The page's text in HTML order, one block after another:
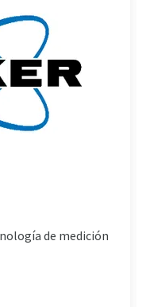
de medición